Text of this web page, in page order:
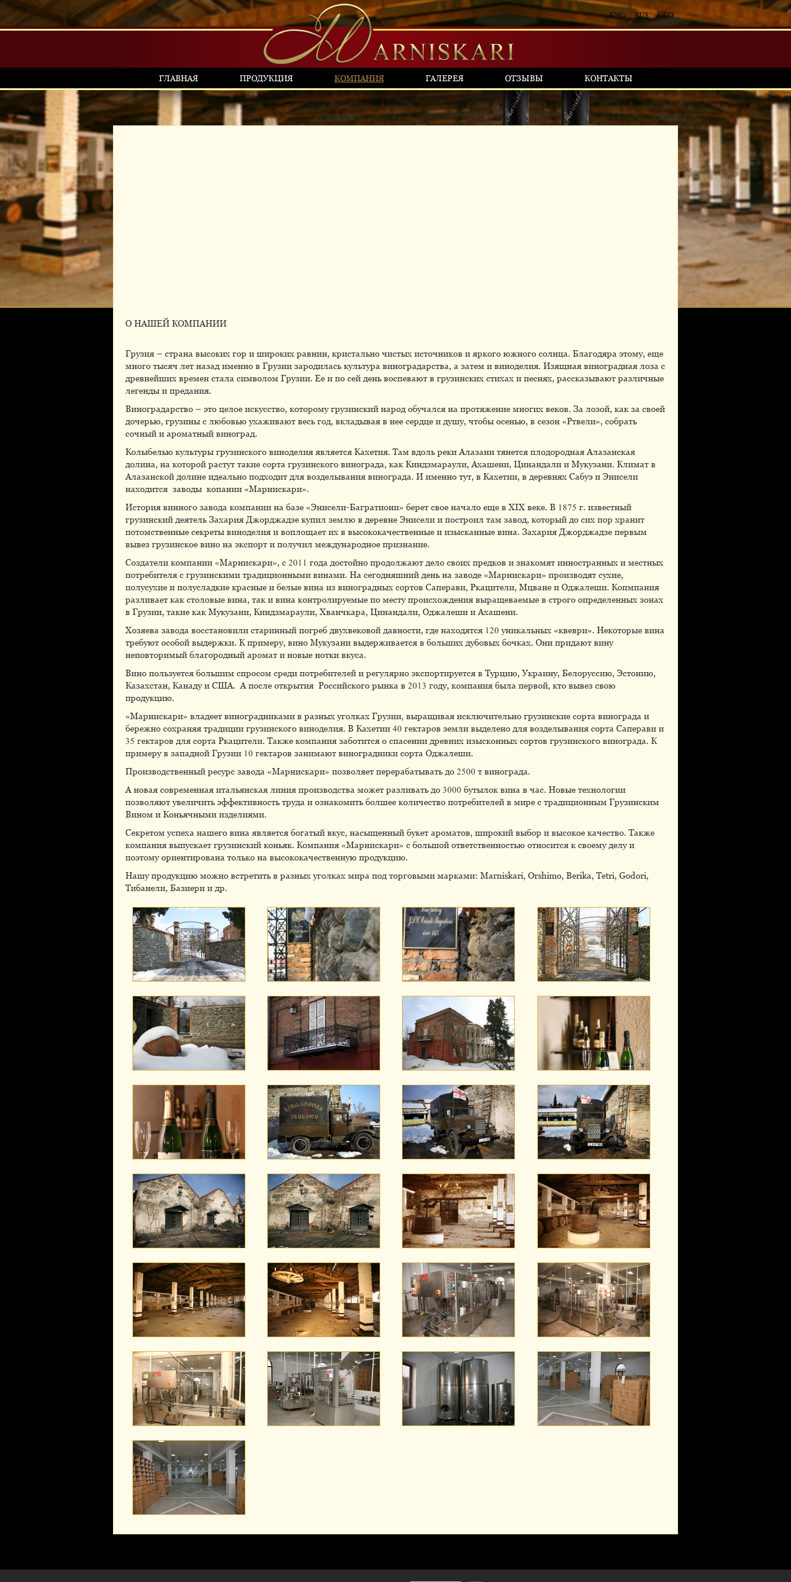
ENG RUS GEO
ГЛАВНАЯ ПРОДУКЦИЯ КОМПАНИЯ ГАЛЕРЕЯ ОТЗЫВЫ КОНТАКТЫ
О НАШЕЙ КОМПАНИИ
Грузия – страна высоких гор и широких равнин, кристально чистых источников и яркого южного солнца. Благодяра этому, еще
много тысяч лет назад именно в Грузии зародилась культура виноградарства, а затем и виноделия. Изящная виноградная лоза с
древнейших времен стала символом Грузии. Ее и по сей день воспевают в грузинских стихах и песнях, рассказывают различные
легенды и предания.
Виноградарство – это целое искусство, которому грузинский народ обучался на протяжение многих веков. За лозой, как за своей
дочерью, грузины с любовью ухаживают весь год, вкладывая в нее сердце и душу, чтобы осенью, в сезон «Ртвели», собрать
сочный и ароматный виноград.
Колыбелью культуры грузинского виноделия является Кахетия. Там вдоль реки Алазани тянется плодородная Алазанская
долина, на которой растут такие сорта грузинского винограда, как Киндзмараули, Ахашени, Цинандали и Мукузани. Климат в
Алазанской долине идеально подходит для возделывания винограда. И именно тут, в Кахетии, в деревнях Сабуэ и Энисели
находится заводы копании «Марнискари».
История винного завода компании на базе «Энисели-Багратиони» берет свое начало еще в XIX веке. В 1875 г. известный
грузинский деятель Захария Джорджадзе купил землю в деревне Энисели и построил там завод, который до сих пор хранит
потомственные секреты виноделия и воплощает их в высококачественные и изысканные вина. Захария Джорджадзе первым
вывез грузинское вино на экспорт и получил международное признание.
Создатели компании «Марнискари», с 2011 года достойно продолжают дело своих предков и знакомят инностранных и местных
потребителя с грузинскими традиционными винами. На сегодняшний день на заводе «Марнискари» производят сухие,
полусухие и полусладкие красные и белые вина из виноградных сортов Саперави, Ркацители, Мцване и Оджалеши. Копмпания
разливает как столовые вина, так и вина контролируемые по месту происхождения выращеваемые в строго определенных зонах
в Грузии, такие как Мукузани, Киндзмараули, Хванчкара, Цинандали, Оджалеши и Ахашени.
Хозяева завода восстановили старинный погреб двухвековой давности, где находятся 120 уникальных «квеври». Некоторые вина
требуют особой выдержки. К примеру, вино Мукузани выдерживается в больших дубовых бочках. Они придают вину
неповторимый благородный аромат и новые нотки вкуса.
Вино пользуется большим спросом среди потребителей и регулярно экспортируется в Турцию, Украину, Белоруссию, Эстонию,
Казахстан, Канаду и США. А после открытия Российского рынка в 2013 году, компания была первой, кто вывез свою
продукцию.
«Марнискари» владеет виноградниками в разных уголках Грузии, выращивая исключительно грузинские сорта винограда и
бережно сохраняя традиции грузинского виноделия. В Кахетии 40 гектаров земли выделено для возделывания сорта Саперави и
35 гектаров для сорта Ркацители. Также компания заботится о спасении древних изысконных сортов грузинского винограда. К
примеру в западной Грузии 10 гектаров занимают виноградники сорта Оджалеши.
Производственный ресурс завода «Марнискари» позволяет перерабатывать до 2500 т винограда.
А новая современная итальянская линия производства может разливать до 3000 бутылок вина в час. Новые технологии
позволяют увеличить эффективность труда и ознакомить болшее количество потребителей в мире с традиционным Грузинским
Вином и Коньячными изделиями.
Секретом успеха нашего вина является богатый вкус, насыщенный букет ароматов, широкий выбор и высокое качество. Также
компания выпускает грузинский коньяк. Компания «Марнискари» с большой ответственностью относится к своему делу и
поэтому ориентирована только на высококачественную продукцию.
Нашу продукцию можно встретить в разных уголках мира под торговыми марками: Marniskari, Orshimo, Berika, Tetri, Godori,
Тибанели, Базиери и др.